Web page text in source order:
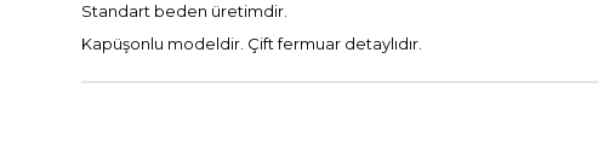
Standart beden üretimdir.
Kapüşonlu modeldir. Çift fermuar detaylıdır.